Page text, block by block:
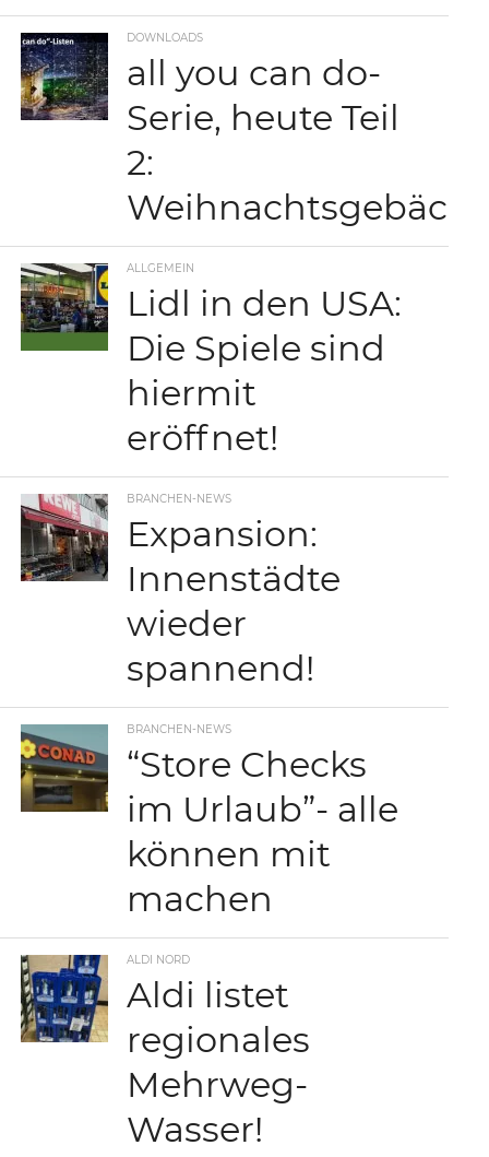
DOWNLOADS
all you can do-
Serie, heute Teil
2:
Weihnachtsgebäck
ALLGEMEIN
Lidl in den USA:
Die Spiele sind
hiermit
eröffnet!
BRANCHEN-NEWS
Expansion:
Innenstädte
wieder
spannend!
BRANCHEN-NEWS
“Store Checks
im Urlaub”- alle
können mit
machen
ALDI NORD
Aldi listet
regionales
Mehrweg-
Wasser!